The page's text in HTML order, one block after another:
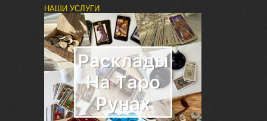
НАШИ УСЛУГИ